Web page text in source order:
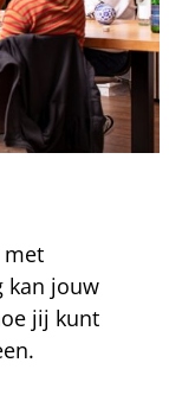
met
kan jouw
jij kunt